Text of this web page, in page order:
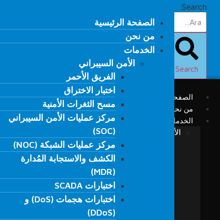
Search
Search
الصفحة الرئيسية
من نحن
الخدمات
الأمن السيبراني
الفريق الأحمر
مسح الثغرات الأمنية
مركز عمليات الأمن السيبراني (SOC)
مركز عمليات الشبكة (NOC)
الكشف والاستجابة المُدارة (MDR)
الصفحة الرئيسية
من نحن
الخدمات
الأمن السيبراني
الفريق الأحمر
اختبار الاختراق
مسح الثغرات الأمنية
مركز عمليات الأمن السيبراني
(SOC)
مركز عمليات الشبكة (NOC)
الكشف والاستجابة المُدارة
(MDR)
اختبارات SCADA
اختبارات هجمات (DoS) و
(DDoS)
الصفحة الرئيسية
من نحن
الخدمات
الأمن السيبراني
الفريق الأحمر
اختبار الاختراق
مسح الثغرات الأمنية
مركز عمليات الأمن السيبراني
(SOC)
مركز عمليات الشبكة (NOC)
الكشف والاستجابة المُدارة
(MDR)
اختبارات SCADA
اختبارات هجمات (DoS) و
(DDoS)